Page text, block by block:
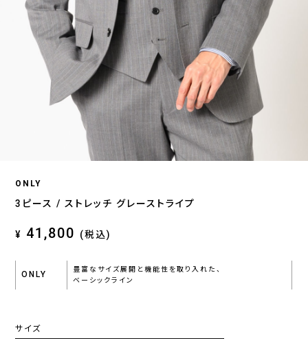
ONLY
3ピース / ストレッチ グレーストライプ
¥ 41,800 (税込)
ONLY
豊富なサイズ展開と機能性を取り入れた、
ベーシックライン
サイズ